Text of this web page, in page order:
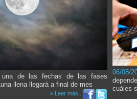
una de las fechas de las fases
llena llegará a final de mes
» Leer más...
06/
cuáles